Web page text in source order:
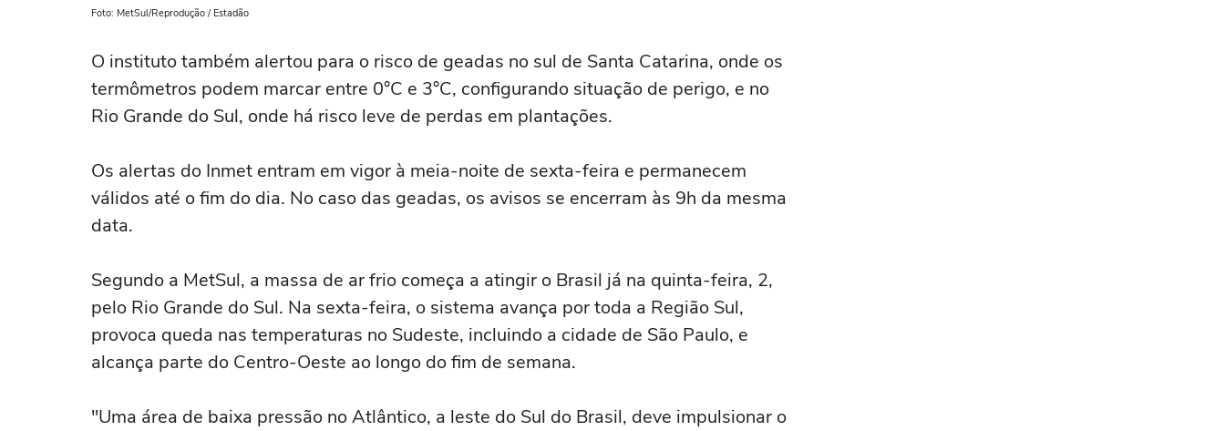
Foto: MetSul/Reprodução / Estadão
O instituto também alertou para o risco de geadas no sul de Santa Catarina, onde os
termômetros podem marcar entre 0°C e 3°C, configurando situação de perigo, e no
Rio Grande do Sul, onde há risco leve de perdas em plantações.
Os alertas do Inmet entram em vigor à meia-noite de sexta-feira e permanecem
válidos até o fim do dia. No caso das geadas, os avisos se encerram às 9h da mesma
data.
Segundo a MetSul, a massa de ar frio começa a atingir o Brasil já na quinta-feira, 2,
pelo Rio Grande do Sul. Na sexta-feira, o sistema avança por toda a Região Sul,
provoca queda nas temperaturas no Sudeste, incluindo a cidade de São Paulo, e
alcança parte do Centro-Oeste ao longo do fim de semana.
"Uma área de baixa pressão no Atlântico, a leste do Sul do Brasil, deve impulsionar o